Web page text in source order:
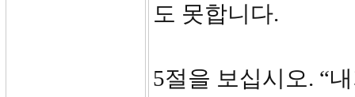
도 못합니다.
5절을 보십시오. “